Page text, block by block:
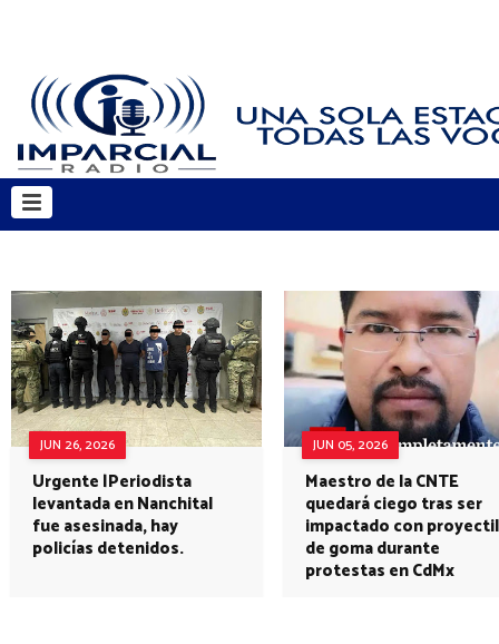
JUN 26, 2026
Urgente |Periodista
levantada en Nanchital
fue asesinada, hay
policías detenidos.
JUN 05, 2026
Maestro de la CNTE
quedará ciego tras ser
impactado con proyectil
de goma durante
protestas en CdMx